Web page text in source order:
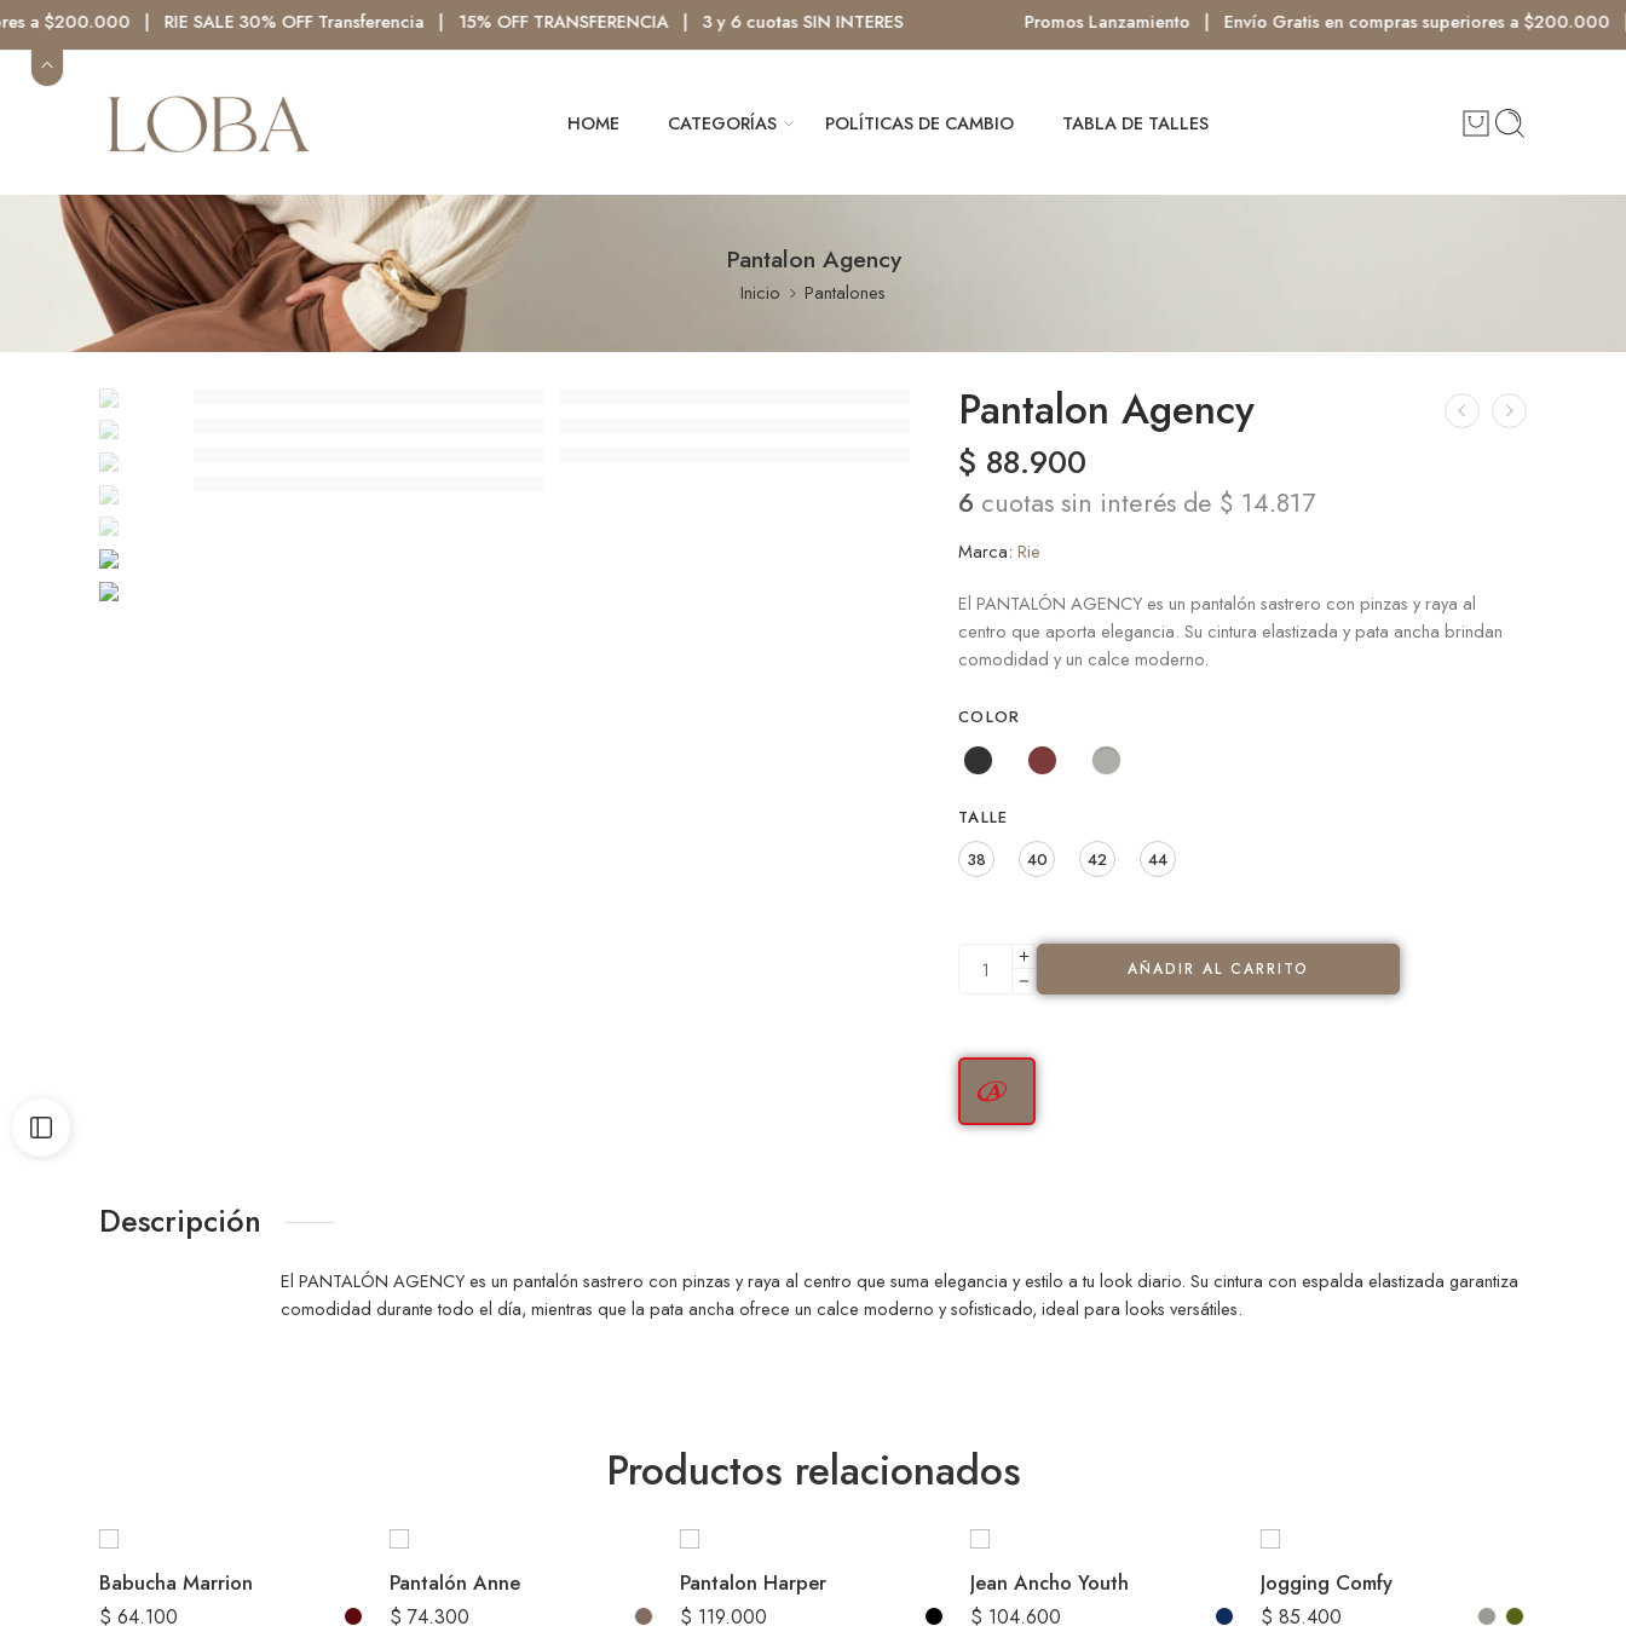
| RIE SALE 30% OFF Transferencia | 15% OFF TRANSFERENCIA | 3 y 6 cuotas SIN INTERES Promos Lanzamiento | Envío Gratis en compras superiores a $200.000 |
HOME CATEGORÍAS POLÍTICAS DE CAMBIO TABLA DE TALLES
Pantalon Agency
Inicio Pantalones
Pantalon Agency
$ 88.900
6 cuotas sin interés de $ 14.817
Marca: Rie
El PANTALÓN AGENCY es un pantalón sastrero con pinzas y raya al
centro que aporta elegancia. Su cintura elastizada y pata ancha brindan
comodidad y un calce moderno.
COLOR
TALLE
38
40 42 44
AÑADIR AL CARRITO
Descripción
El PANTALÓN AGENCY es un pantalón sastrero con pinzas y raya al centro que suma elegancia y estilo a tu look diario. Su cintura con espalda elastizada garantiza
comodidad durante todo el día, mientras que la pata ancha ofrece un calce moderno y sofisticado, ideal para looks versátiles.
Productos relacionados
Babucha Marrion
$ 64.100
Pantalón Anne
$ 74.300
Pantalon Harper
$ 119.000
Jean Ancho Youth
$ 104.600
Jogging Comfy
$ 85.400